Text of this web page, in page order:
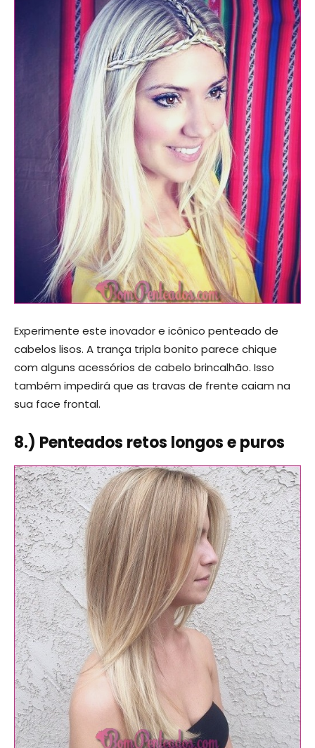
Experimente este inovador e icônico penteado de
cabelos lisos. A trança tripla bonito parece chique
com alguns acessórios de cabelo brincalhão. Isso
também impedirá que as travas de frente caiam na
sua face frontal.
8.) Penteados retos longos e puros